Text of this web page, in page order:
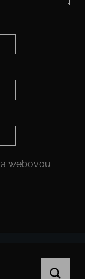
webovou